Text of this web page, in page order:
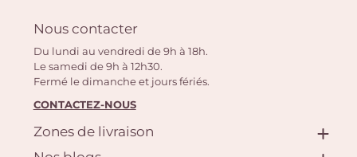
Nous contacter
Du lundi au vendredi de 9h à 18h.
Le samedi de 9h à 12h30.
Fermé le dimanche et jours fériés.
CONTACTEZ-NOUS
Zones de livraison